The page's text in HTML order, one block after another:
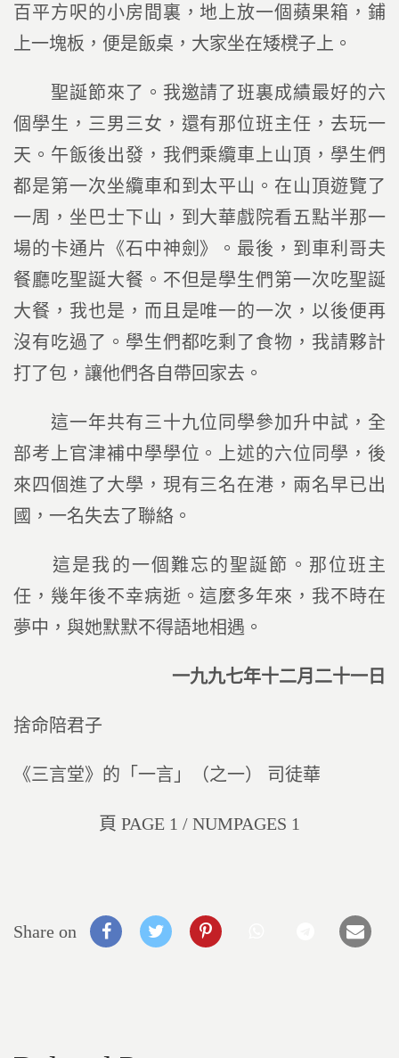
百平方呎的小房間裏，地上放一個蘋果箱，鋪
上一塊板，便是飯桌，大家坐在矮櫈子上。
聖誕節來了。我邀請了班裏成績最好的六
個學生，三男三女，還有那位班主任，去玩一
天。午飯後出發，我們乘纜車上山頂，學生們
都是第一次坐纜車和到太平山。在山頂遊覽了
一周，坐巴士下山，到大華戲院看五點半那一
場的卡通片《石中神劍》。最後，到車利哥夫
餐廳吃聖誕大餐。不但是學生們第一次吃聖誕
大餐，我也是，而且是唯一的一次，以後便再
沒有吃過了。學生們都吃剩了食物，我請夥計
打了包，讓他們各自帶回家去。
這一年共有三十九位同學參加升中試，全
部考上官津補中學學位。上述的六位同學，後
來四個進了大學，現有三名在港，兩名早已出
國，一名失去了聯絡。
這是我的一個難忘的聖誕節。那位班主
任，幾年後不幸病逝。這麼多年來，我不時在
夢中，與她默默不得語地相遇。
一九九七年十二月二十一日
捨命陪君子
《三言堂》的「一言」（之一） 司徒華
頁 PAGE 1 / NUMPAGES 1
Share on